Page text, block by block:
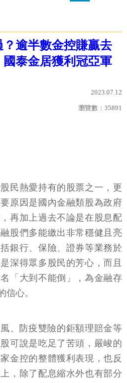
逾半數金控賺贏去
泰金居獲利冠亞軍
2023.07.12
瀏覽數： 35891
民熱愛持有的股票之一，更
原因是國內金融類股為政府
再加上過去不論是在股息配
股們多能繳出非常穩健且亮
銀行、保險、證券等業務於
深得眾多股民的芳心，而且
「大到不能倒」，為金融存
信心。
、防疫雙險的鉅額理賠金等
可說是吃足了苦頭，嚴峻的
金控的整體獲利表現，也反
，除了配息縮水外也有部分